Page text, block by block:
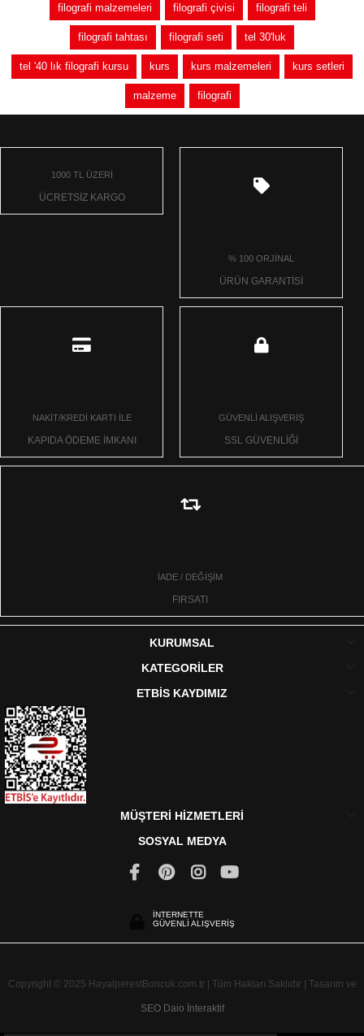
filografi malzemeleri filografi çivisi filografi teli
filografi tahtası filografi seti tel 30'luk
tel '40 lık filografi kursu kurs kurs malzemeleri kurs setleri
malzeme filografi
1000 TL ÜZERİ
ÜCRETSİZ KARGO
% 100 ORJİNAL
ÜRÜN GARANTİSİ
NAKİT/KREDİ KARTI İLE
KAPIDA ÖDEME İMKANI
GÜVENLİ ALIŞVERİŞ
SSL GÜVENLİĞİ
İADE / DEĞİŞİM
FIRSATI
KURUMSAL
KATEGORİLER
ETBİS KAYDIMIZ
MÜŞTERİ HİZMETLERİ
SOSYAL MEDYA
İNTERNETTE
GÜVENLİ ALIŞVERİŞ
Copyright © 2025 HayalperestBoncuk.com.tr | Tüm Hakları Saklıdır | Tasarım ve
SEO Daio İnteraktif